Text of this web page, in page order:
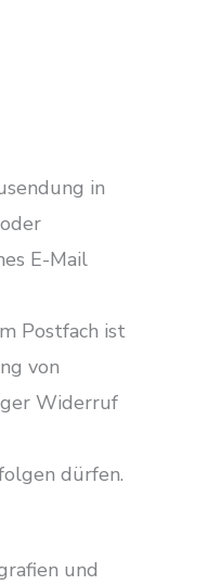
in
E-Mail
Postfach ist
von
Widerruf
dürfen.
und